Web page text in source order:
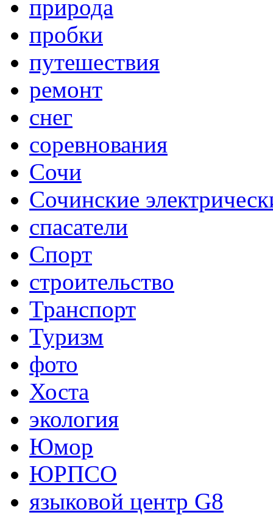
природа
пробки
путешествия
ремонт
снег
соревнования
Сочи
Сочинские
спасатели
Спорт
строительство
Транспорт
Туризм
фото
Хоста
экология
Юмор
ЮРПСО
языковой центр G8